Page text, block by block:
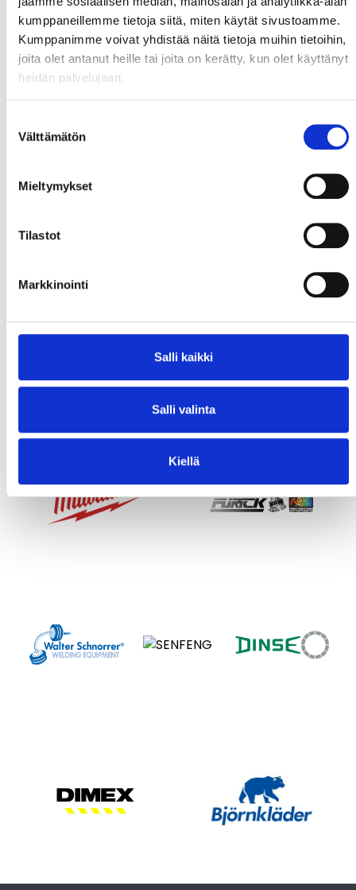
kumppaneillemme tietoja siitä, miten käytät sivustoamme.
Kumppanimme voivat yhdistää näitä tietoja muihin tietoihin,
joita olet antanut heille tai joita on kerätty, kun olet käyttänyt
heidän palvelujaan.
valinta
Välttämätön
Mieltymykset
Tilastot
Markkinointi
Salli kaikki
Salli valinta
Kiellä